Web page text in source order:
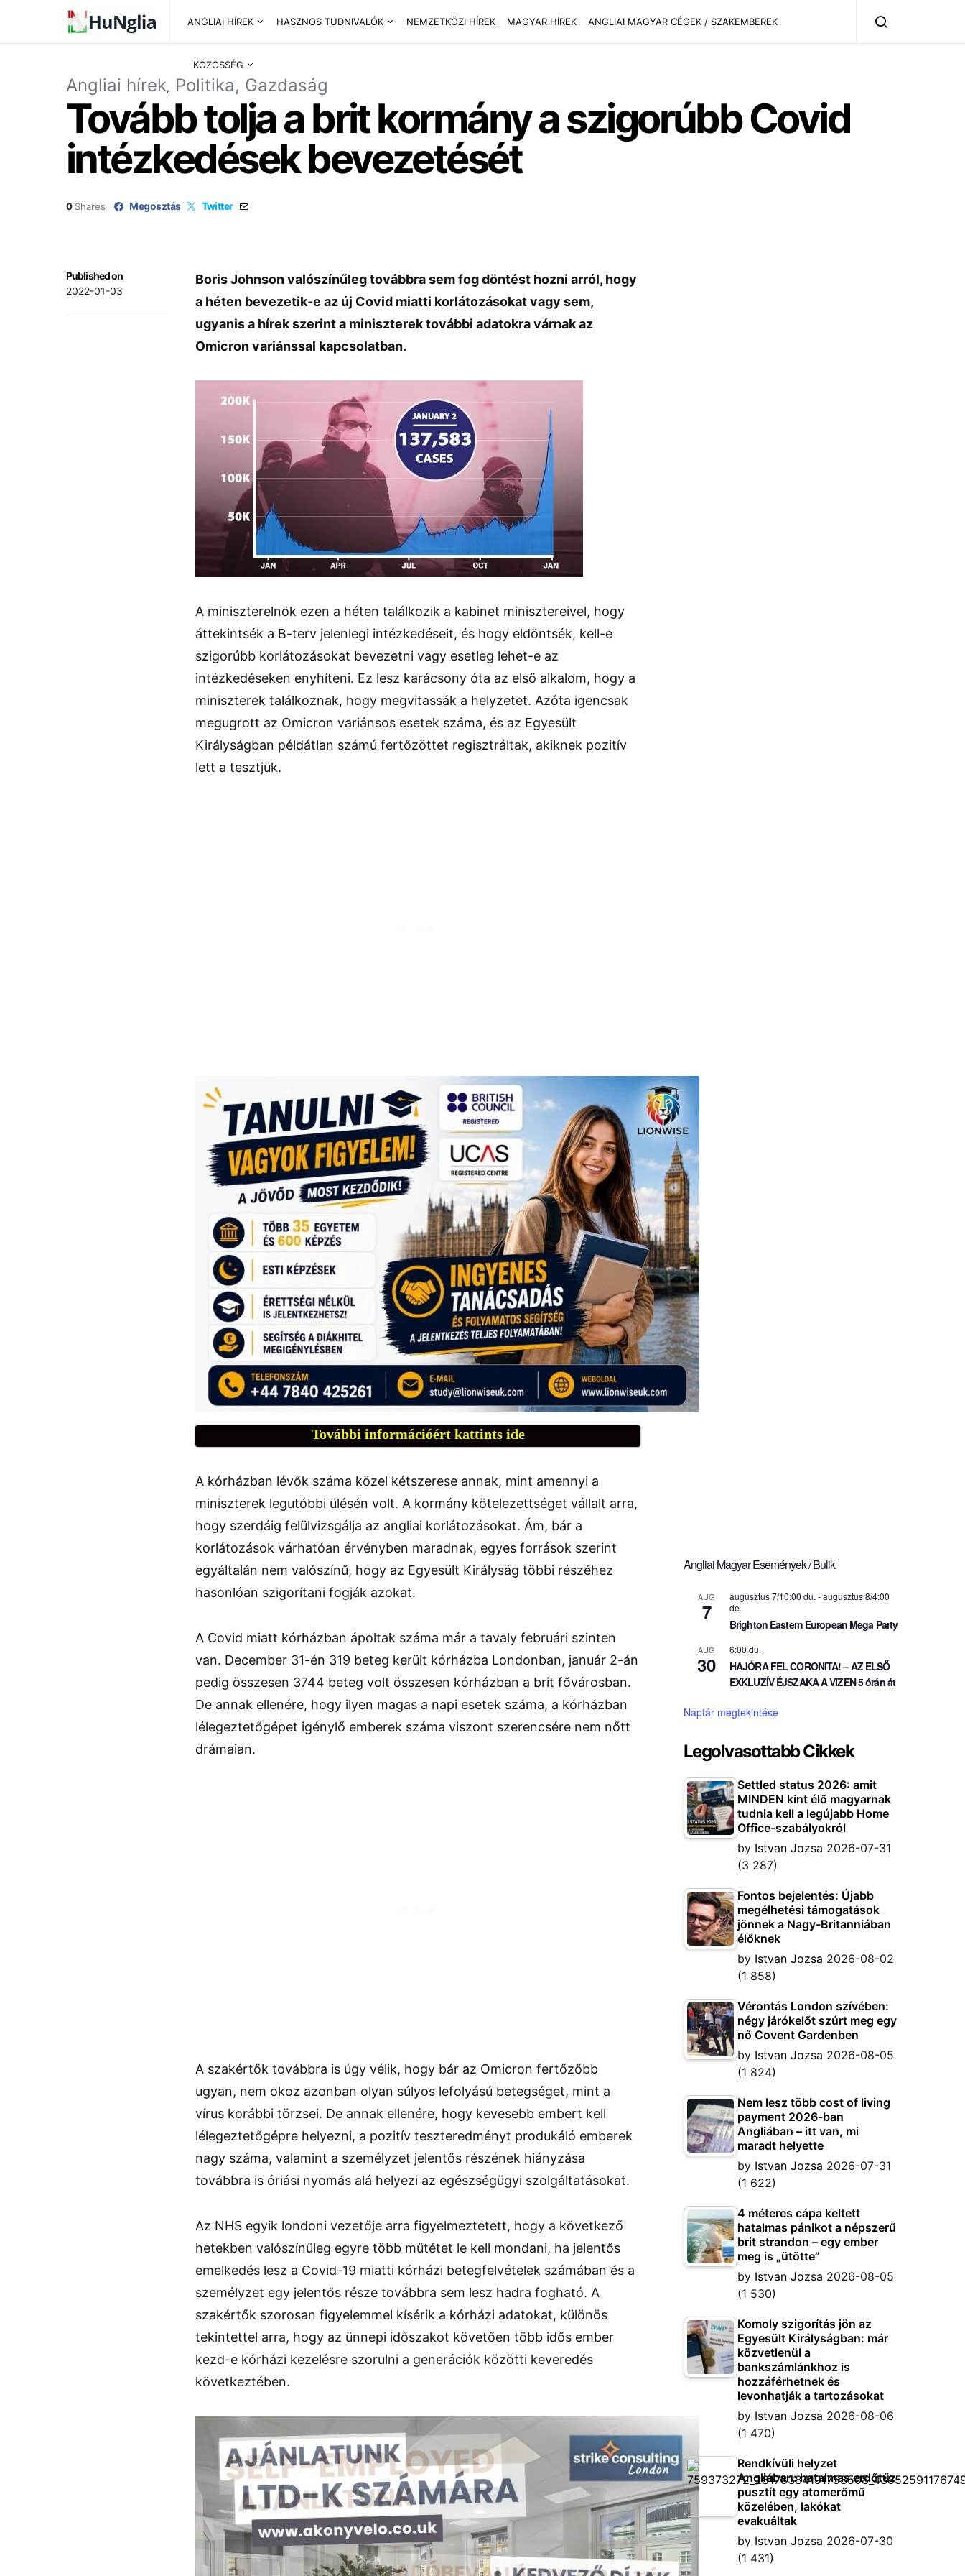
ANGLIAI HÍREK HASZNOS TUDNIVALÓK NEMZETKÖZI HÍREK MAGYAR HÍREK ANGLIAI MAGYAR CÉGEK / SZAKEMBEREK
KÖZÖSSÉG
Angliai hírek Politika, Gazdaság
Tovább tolja a brit kormány a szigorúbb Covid
intézkedések bevezetését
0 Shares Megosztás Twitter
Published on
2022-01-03
Boris Johnson valószínűleg továbbra sem fog döntést hozni arról, hogy
a héten bevezetik-e az új Covid miatti korlátozásokat vagy sem,
ugyanis a hírek szerint a miniszterek további adatokra várnak az
Omicron variánssal kapcsolatban.
A miniszterelnök ezen a héten találkozik a kabinet minisztereivel, hogy
áttekintsék a B-terv jelenlegi intézkedéseit, és hogy eldöntsék, kell-e
szigorúbb korlátozásokat bevezetni vagy esetleg lehet-e az
intézkedéseken enyhíteni. Ez lesz karácsony óta az első alkalom, hogy a
miniszterek találkoznak, hogy megvitassák a helyzetet. Azóta igencsak
megugrott az Omicron variánsos esetek száma, és az Egyesült
Királyságban példátlan számú fertőzöttet regisztráltak, akiknek pozitív
lett a tesztjük.
További információért kattints ide
A kórházban lévők száma közel kétszerese annak, mint amennyi a
miniszterek legutóbbi ülésén volt. A kormány kötelezettséget vállalt arra,
hogy szerdáig felülvizsgálja az angliai korlátozásokat. Ám, bár a
korlátozások várhatóan érvényben maradnak, egyes források szerint
egyáltalán nem valószínű, hogy az Egyesült Királyság többi részéhez
hasonlóan szigorítani fogják azokat.
A Covid miatt kórházban ápoltak száma már a tavaly februári szinten
van. December 31-én 319 beteg került kórházba Londonban, január 2-án
pedig összesen 3744 beteg volt összesen kórházban a brit fővárosban.
De annak ellenére, hogy ilyen magas a napi esetek száma, a kórházban
lélegeztetőgépet igénylő emberek száma viszont szerencsére nem nőtt
drámaian.
A szakértők továbbra is úgy vélik, hogy bár az Omicron fertőzőbb
ugyan, nem okoz azonban olyan súlyos lefolyású betegséget, mint a
vírus korábbi törzsei. De annak ellenére, hogy kevesebb embert kell
lélegeztetőgépre helyezni, a pozitív teszteredményt produkáló emberek
nagy száma, valamint a személyzet jelentős részének hiányzása
továbbra is óriási nyomás alá helyezi az egészségügyi szolgáltatásokat.
Az NHS egyik londoni vezetője arra figyelmeztetett, hogy a következő
hetekben valószínűleg egyre több műtétet le kell mondani, ha jelentős
emelkedés lesz a Covid-19 miatti kórházi betegfelvételek számában és a
személyzet egy jelentős része továbbra sem lesz hadra fogható. A
szakértők szorosan figyelemmel kísérik a kórházi adatokat, különös
tekintettel arra, hogy az ünnepi időszakot követően több idős ember
kezd-e kórházi kezelésre szorulni a generációk közötti keveredés
következtében.
Angliai Magyar Események / Bulik
AUG
7
augusztus 7/10:00 du. -augusztus 8/4:00
de.
Brighton Eastern European Mega Party
AUG
30
6:00 du.
HAJÓRA FEL CORONITA! – AZ ELSŐ
EXKLUZÍV ÉJSZAKA A VIZEN 5 órán át
Naptár megtekintése
Legolvasottabb Cikkek
Settled status 2026: amit
MINDEN kint élő magyarnak
tudnia kell a legújabb Home
Office-szabályokról
by Istvan Jozsa 2026-07-31
(3 287)
Fontos bejelentés: Újabb
megélhetési támogatások
jönnek a Nagy-Britanniában
élőknek
by Istvan Jozsa 2026-08-02
(1 858)
Vérontás London szívében:
négy járókelőt szúrt meg egy
nő Covent Gardenben
by Istvan Jozsa 2026-08-05
(1 824)
Nem lesz több cost of living
payment 2026-ban
Angliában – itt van, mi
maradt helyette
by Istvan Jozsa 2026-07-31
(1 622)
4 méteres cápa keltett
hatalmas pánikot a népszerű
brit strandon – egy ember
meg is „ütötte”
by Istvan Jozsa 2026-08-05
(1 530)
Komoly szigorítás jön az
Egyesült Királyságban: már
közvetlenül a
bankszámlánkhoz is
hozzáférhetnek és
levonhatják a tartozásokat
by Istvan Jozsa 2026-08-06
(1 470)
Rendkívüli helyzet
Angliában: hatalmas erdőtűz
pusztít egy atomerőmű
közelében, lakókat
evakuáltak
by Istvan Jozsa 2026-07-30
(1 431)